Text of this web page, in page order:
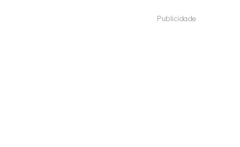
Publicidade